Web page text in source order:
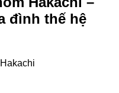
đình thế hệ